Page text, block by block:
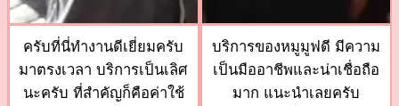
ครับที่นี่ทำงานดีเยี่ยมครับ
มาตรงเวลา บริการเป็นเลิศ
นะครับ ที่สำคัญก็คือค่าใช้
บริการของหมูมูฟดี มีความ
เป็นมืออาชีพและน่าเชื่อถือ
มาก แนะนำเลยครับ